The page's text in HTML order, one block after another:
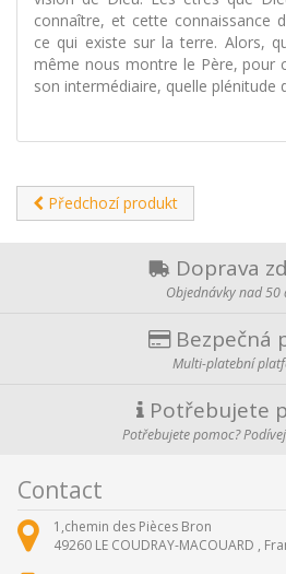
connaître, et cette connaissance
ce qui existe sur la terre. Alors,
même nous montre le Père, pour
son intermédiaire, quelle plénitude
Předchozí produkt
Doprava
Objednávky nad 50
Bezpečná
Multi-platební
Potřebujete
Potřebujete pomoc?
Contact
1,chemin des Pièces Bron
49260 LE COUDRAY-MACOUARD ,